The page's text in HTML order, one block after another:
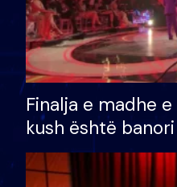
Finalja e madhe
kush është
shtëpinë dhe
të fituar çmimin